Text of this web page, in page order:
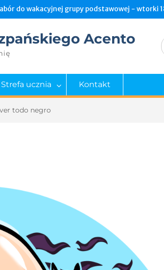
do wakacyjnej grupy podstawowej - wtorki
Acento
Strefa ucznia Kontakt
ver todo negro